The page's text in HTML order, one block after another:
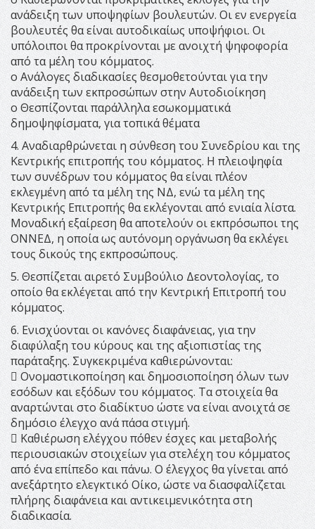
ανάδειξη των υποψηφίων βουλευτών. Οι εν ενεργεία
βουλευτές θα είναι αυτοδικαίως υποψήφιοι. Οι
υπόλοιποι θα προκρίνονται με ανοιχτή ψηφοφορία
από τα μέλη του κόμματος.
o Ανάλογες διαδικασίες θεσμοθετούνται για την
ανάδειξη των εκπροσώπων στην Αυτοδιοίκηση
o Θεσπίζονται παράλληλα εσωκομματικά
δημοψηφίσματα, για τοπικά θέματα
4. Αναδιαρθρώνεται η σύνθεση του Συνεδρίου και της
Κεντρικής επιτροπής του κόμματος. Η πλειοψηφία
των συνέδρων του κόμματος θα είναι πλέον
εκλεγμένη από τα μέλη της ΝΔ, ενώ τα μέλη της
Κεντρικής Επιτροπής θα εκλέγονται από ενιαία λίστα.
Μοναδική εξαίρεση θα αποτελούν οι εκπρόσωποι της
ΟΝΝΕΔ, η οποία ως αυτόνομη οργάνωση θα εκλέγει
τους δικούς της εκπροσώπους.
5. Θεσπίζεται αιρετό Συμβούλιο Δεοντολογίας, το
οποίο θα εκλέγεται από την Κεντρική Επιτροπή του
κόμματος.
6. Ενισχύονται οι κανόνες διαφάνειας, για την
διαφύλαξη του κύρους και της αξιοπιστίας της
παράταξης. Συγκεκριμένα καθιερώνονται:
 Ονομαστικοποίηση και δημοσιοποίηση όλων των
εσόδων και εξόδων του κόμματος. Τα στοιχεία θα
αναρτώνται στο διαδίκτυο ώστε να είναι ανοιχτά σε
δημόσιο έλεγχο ανά πάσα στιγμή.
 Καθιέρωση ελέγχου πόθεν έσχες και μεταβολής
περιουσιακών στοιχείων για στελέχη του κόμματος
από ένα επίπεδο και πάνω. Ο έλεγχος θα γίνεται από
ανεξάρτητο ελεγκτικό Οίκο, ώστε να διασφαλίζεται
πλήρης διαφάνεια και αντικειμενικότητα στη
διαδικασία.